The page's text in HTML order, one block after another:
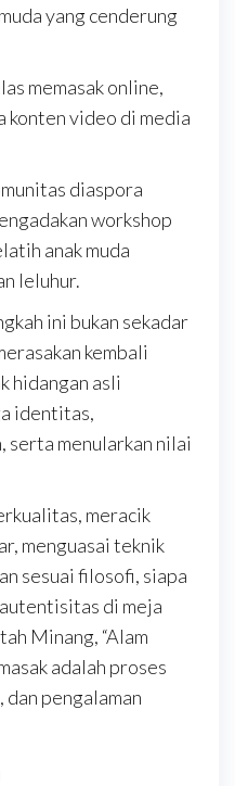
yang cenderung
memasak online,
konten video di media
diaspora
workshop
anak muda
leluhur.
ini bukan sekadar
kembali
hidangan asli
identitas,
serta menularkan nilai
meracik
menguasai teknik
sesuai filosofi, siapa
di meja
Minang, “Alam
adalah proses
pengalaman